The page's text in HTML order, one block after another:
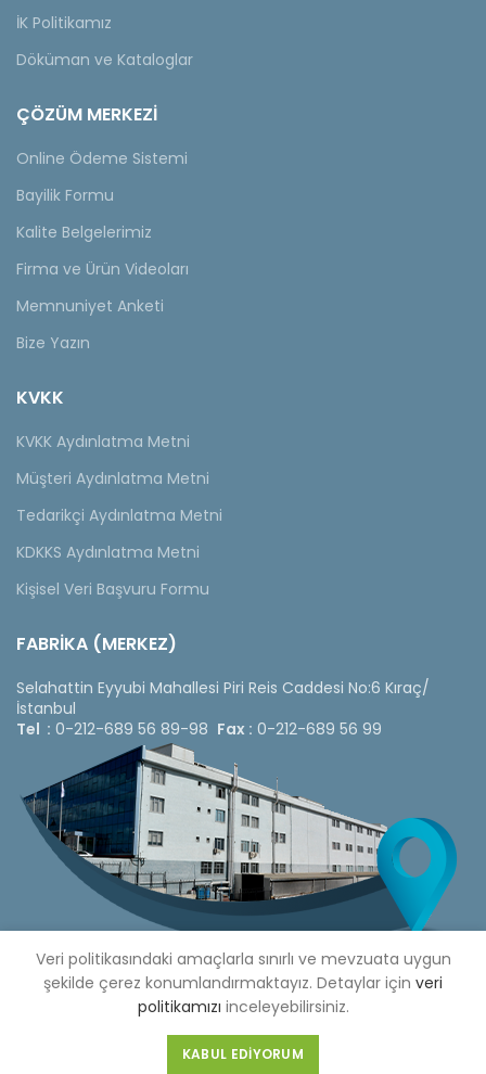
İK Politikamız
Döküman ve Kataloglar
ÇÖZÜM MERKEZİ
Online Ödeme Sistemi
Bayilik Formu
Kalite Belgelerimiz
Firma ve Ürün Videoları
Memnuniyet Anketi
Bize Yazın
KVKK
KVKK Aydınlatma Metni
Müşteri Aydınlatma Metni
Tedarikçi Aydınlatma Metni
KDKKS Aydınlatma Metni
Kişisel Veri Başvuru Formu
FABRİKA (MERKEZ)
Selahattin Eyyubi Mahallesi Piri Reis Caddesi No:6 Kıraç/
İstanbul
Tel : 0-212-689 56 89-98 Fax : 0-212-689 56 99
Copyright © 2020 Çetinkaya Pano |Çetinkaya Pano Fiyat
Listesi
Veri politikasındaki amaçlarla sınırlı ve mevzuata uygun
şekilde çerez konumlandırmaktayız. Detaylar için veri
politikamızı inceleyebilirsiniz.
KABUL EDIYORUM